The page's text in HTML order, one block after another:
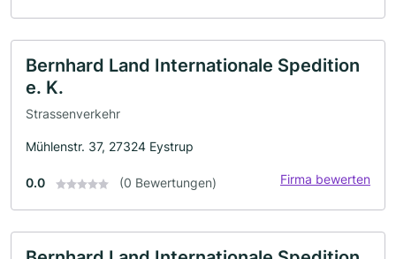
Bernhard Land Internationale Spedition
e. K.
Strassenverkehr
Mühlenstr. 37, 27324 Eystrup
0.0 (0 Bewertungen) Firma bewerten